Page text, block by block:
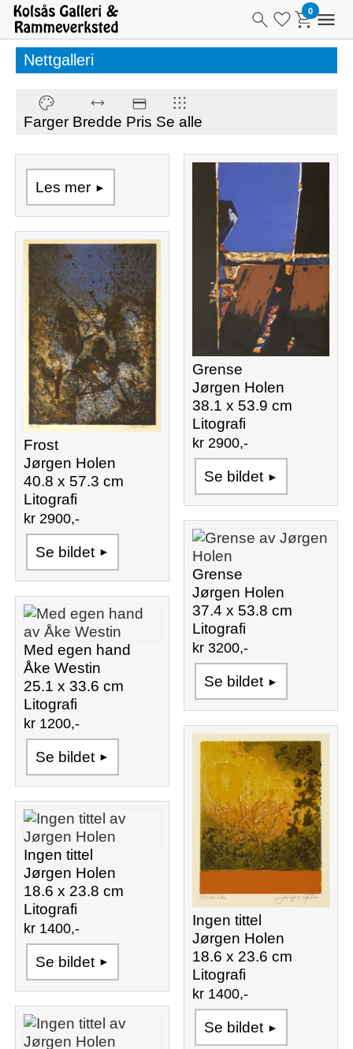
Nettgalleri
Farger Bredde Pris Se alle
Les mer
Grense
Jørgen Holen
38.1 x 53.9 cm
Litografi
kr 2900,-
Se bildet
Frost
Jørgen Holen
40.8 x 57.3 cm
Litografi
kr 2900,-
Se bildet
Grense
Jørgen Holen
37.4 x 53.8 cm
Litografi
kr 3200,-
Se bildet
Med egen hand
Åke Westin
25.1 x 33.6 cm
Litografi
kr 1200,-
Se bildet
Ingen tittel
Jørgen Holen
18.6 x 23.6 cm
Litografi
kr 1400,-
Se bildet
Ingen tittel
Jørgen Holen
18.6 x 23.8 cm
Litografi
kr 1400,-
Se bildet